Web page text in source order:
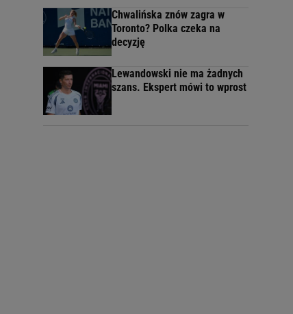
Chwalińska znów zagra w
Toronto? Polka czeka na
decyzję
Lewandowski nie ma żadnych
szans. Ekspert mówi to wprost